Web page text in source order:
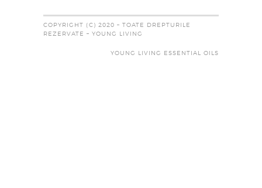
COPYRIGHT (C) 2020 – TOATE DREPTURILE
REZERVATE – YOUNG LIVING
YOUNG LIVING ESSENTIAL OILS